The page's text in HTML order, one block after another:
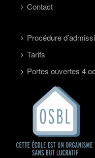
Contact
Procédure
Tarifs
Portes ouvertes 4